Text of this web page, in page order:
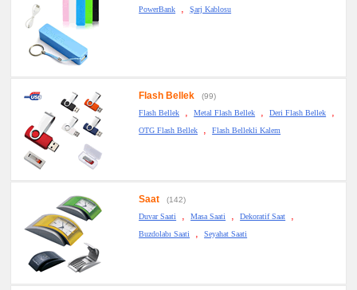
PowerBank
, Şarj Kablosu
Flash Bellek
(99)
Flash Bellek
, Metal Flash Bellek , Deri Flash Bellek ,
OTG Flash Bellek , Flash Bellekli Kalem
Saat
(142)
Duvar Saati
, Masa Saati , Dekoratif Saat ,
Buzdolabı Saati , Seyahat Saati